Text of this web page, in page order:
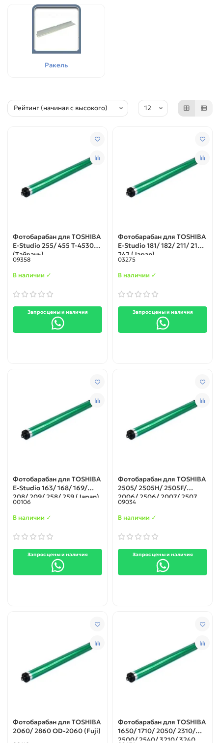
Ракель
Фотобарабан для TOSHIBA
E-Studio 255/ 455 T-4530E
(Тайвань)
09358
В наличии ✓
Запрос цены и наличия
Фотобарабан для TOSHIBA
E-Studio 181/ 182/ 211/ 212/
242 (Japan)
03275
В наличии ✓
Запрос цены и наличия
Фотобарабан для TOSHIBA
E-Studio 163/ 168/ 169/
208/ 209/ 258/ 259 (Japan)
00106
В наличии ✓
Запрос цены и наличия
Фотобарабан для TOSHIBA
2505/ 2505H/ 2505F/
2006/ 2506/ 2007/ 2507
(Тайвань)
09034
В наличии ✓
Запрос цены и наличия
Фотобарабан для TOSHIBA
2060/ 2860 OD-2060 (Fuji)
Фотобарабан для TOSHIBA
1650/ 1710/ 2050/ 2310/
2500/ 2540/ 3210/ 3240